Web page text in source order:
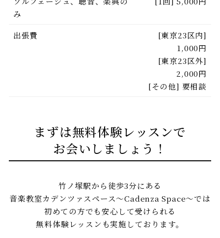
み
出張費
[東京23区内]
1,000円
[東京23区外]
2,000円
[その他] 要相談
まずは無料体験レッスンで
お会いしましょう！
竹ノ塚駅から徒歩3分にある
音楽教室カデンツァスペース〜Cadenza Space〜では
初めての方でも安心して受けられる
無料体験レッスンも実施しております。